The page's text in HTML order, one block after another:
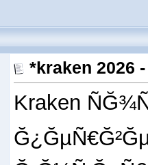
*kraken 2026 -
Kraken